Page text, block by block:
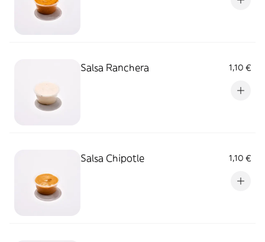
Salsa Ranchera 1,10 €
Salsa Chipotle 1,10 €